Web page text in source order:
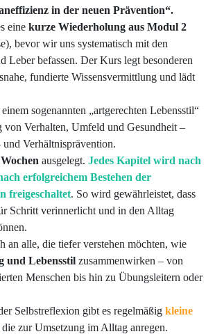
in der neuen Prävention“.
eine kurze Wiederholung aus Modul 2
bevor wir uns systematisch mit den
Leber befassen. Der Kurs legt besonderen
fundierte Wissensvermittlung und lädt
sogenannten „artgerechten Lebensstil“
von Verhalten, Umfeld und Gesundheit –
und Verhältnisprävention.
ausgelegt. Jedes Kapitel wird nach
erfolgreichem Bestehen der
freigeschaltet. So wird gewährleistet, dass
Schritt verinnerlicht und in den Alltag
an alle, die tiefer verstehen möchten, wie
und Lebensstil zusammenwirken – von
Menschen bis hin zu Übungsleitern oder
Selbstreflexion gibt es regelmäßig kleine
die zur Umsetzung im Alltag anregen.